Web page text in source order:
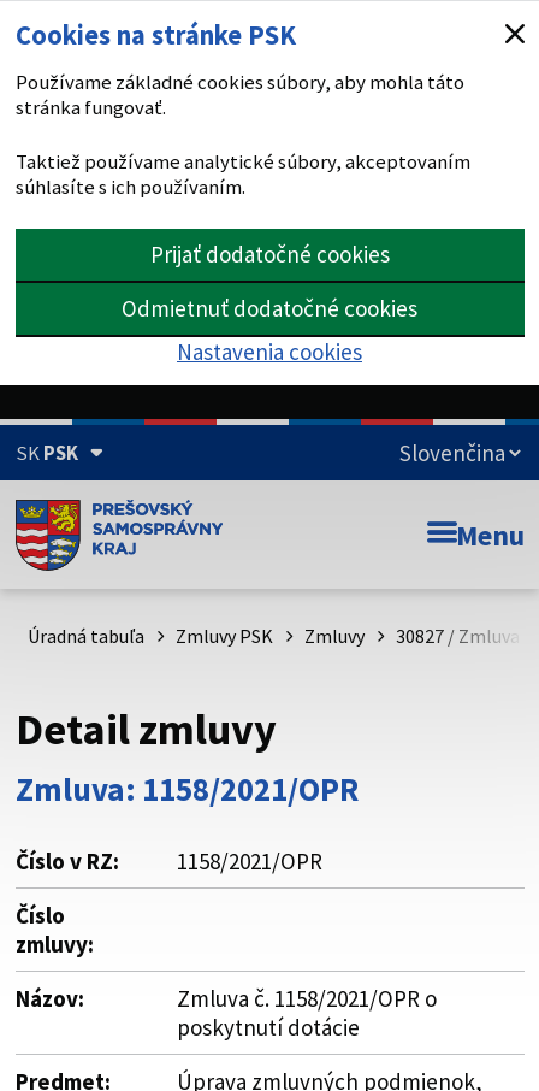
Cookies na stránke PSK
Používame základné cookies súbory, aby mohla táto
stránka fungovať.
Taktiež používame analytické súbory, akceptovaním
súhlasíte s ich používaním.
Prijať dodatočné cookies
Odmietnuť dodatočné cookies
Nastavenia cookies
SKPSK
Doména psk.sk je oficiálna
Toto je oficiálna webová stránka Prešovského
psk.sk.
Buďte pozorní a vždy sa uistite, že zdieľate informácie iba
cez zabezpečenú webovú stránku. Zabezpečená stránka
vždy začína https:// pred názvom domény webového sídla.
Menu
Úradná tabuľa Zmluvy PSK Zmluvy 30827 / Zmluva
Detail zmluvy
Zmluva: 1158/2021/OPR
Číslo v RZ:
1158/2021/OPR
Číslo
zmluvy:
Názov:
Zmluva č. 1158/2021/OPR o
poskytnutí dotácie
Predmet:
Úprava zmluvných podmienok,